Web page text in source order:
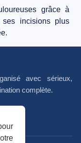
grâce à
ses incisions plus
avec sérieux,
complète.